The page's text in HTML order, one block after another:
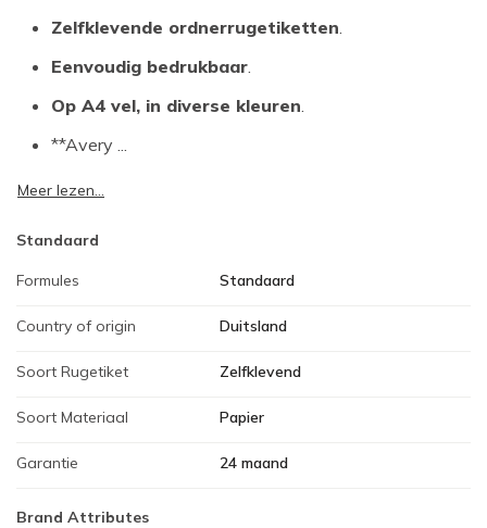
Zelfklevende ordnerrugetiketten.
Eenvoudig bedrukbaar.
Op A4 vel, in diverse kleuren.
**Avery ...
Meer lezen...
Standaard
Formules Standaard
Country of origin Duitsland
Soort Rugetiket Zelfklevend
Soort Materiaal Papier
Garantie 24 maand
Brand Attributes